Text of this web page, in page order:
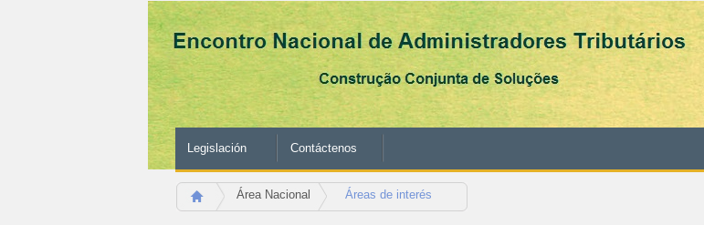
Legislación Contáctenos
Área Nacional Áreas de interés